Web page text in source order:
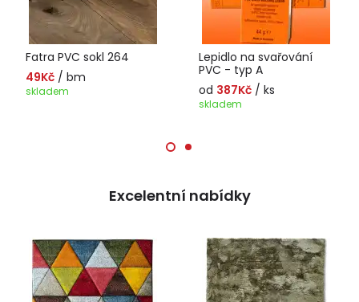
Fatra PVC sokl 264
49Kč / bm
skladem
Lepidlo na svařování
PVC - typ A
od 387Kč / ks
skladem
Excelentní nabídky